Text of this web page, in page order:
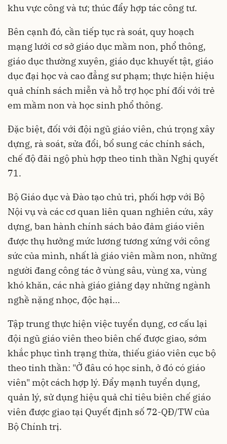
khu vực công và tư; thúc đẩy hợp tác công tư.
Bên cạnh đó, cần tiếp tục rà soát, quy hoạch
mạng lưới cơ sở giáo dục mầm non, phổ thông,
giáo dục thường xuyên, giáo dục khuyết tật, giáo
dục đại học và cao đẳng sư phạm; thực hiện hiệu
quả chính sách miễn và hỗ trợ học phí đối với trẻ
em mầm non và học sinh phổ thông.
Đặc biệt, đối với đội ngũ giáo viên, chú trọng xây
dựng, rà soát, sửa đổi, bổ sung các chính sách,
chế độ đãi ngộ phù hợp theo tinh thần Nghị quyết
71.
Bộ Giáo dục và Đào tạo chủ trì, phối hợp với Bộ
Nội vụ và các cơ quan liên quan nghiên cứu, xây
dựng, ban hành chính sách bảo đảm giáo viên
được thụ hưởng mức lương tương xứng với công
sức của mình, nhất là giáo viên mầm non, những
người đang công tác ở vùng sâu, vùng xa, vùng
khó khăn, các nhà giáo giảng dạy những ngành
nghề nặng nhọc, độc hại...
Tập trung thực hiện việc tuyển dụng, cơ cấu lại
đội ngũ giáo viên theo biên chế được giao, sớm
khắc phục tình trạng thừa, thiếu giáo viên cục bộ
theo tinh thần: "Ở đâu có học sinh, ở đó có giáo
viên" một cách hợp lý. Đẩy mạnh tuyển dụng,
quản lý, sử dụng hiệu quả chỉ tiêu biên chế giáo
viên được giao tại Quyết định số 72-QĐ/TW của
Bộ Chính trị.